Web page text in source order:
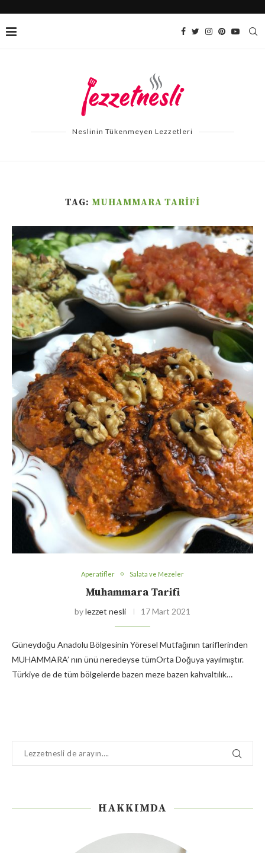
Neslinin Tükenmeyen Lezzetleri
TAG: MUHAMMARA TARIFI
Aperatifler Salata ve Mezeler
Muhammara Tarifi
bylezzet nesli 17 Mart 2021
Güneydoğu Anadolu Bölgesinin Yöresel Mutfağının tariflerinden
MUHAMMARA’ nın ünü neredeyse tümOrta Doğuya yayılmıştır.
Türkiye de de tüm bölgelerde bazen meze bazen kahvaltılık…
HAKKIMDA